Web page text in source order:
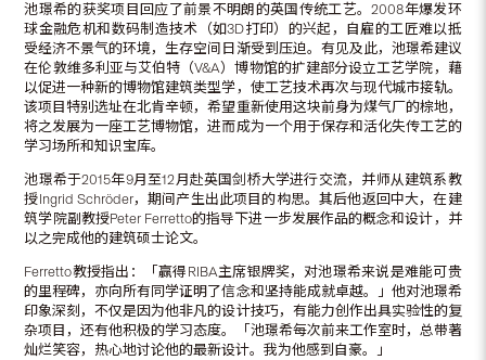
池璟希的获奖项目回应了前景不明朗的英国传统工艺。2008年爆发环
球金融危机和数码制造技术（如3D打印）的兴起，自雇的工匠难以抵
受经济不景气的环境，生存空间日渐受到压迫。有见及此，池璟希建议
在伦敦维多利亚与艾伯特（V&A）博物馆的扩建部分设立工艺学院，藉
以促进一种新的博物馆建筑类型学，使工艺技术再次与现代城市接轨。
该项目特别选址在北肯辛顿，希望重新使用这块前身为煤气厂的棕地，
将之发展为一座工艺博物馆，进而成为一个用于保存和活化失传工艺的
学习场所和知识宝库。
池璟希于2015年9月至12月赴英国剑桥大学进行交流，并师从建筑系教
授Ingrid Schröder，期间产生出此项目的构思。其后他返回中大，在建
筑学院副教授Peter Ferretto的指导下进一步发展作品的概念和设计，并
以之完成他的建筑硕士论文。
Ferretto教授指出：「赢得RIBA主席银牌奖，对池璟希来说是难能可贵
的里程碑，亦向所有同学证明了信念和坚持能成就卓越。」他对池璟希
印象深刻，不仅是因为他非凡的设计技巧，有能力创作出具实验性的复
杂项目，还有他积极的学习态度。「池璟希每次前来工作室时，总带著
灿烂笑容，热心地讨论他的最新设计。我为他感到自豪。」